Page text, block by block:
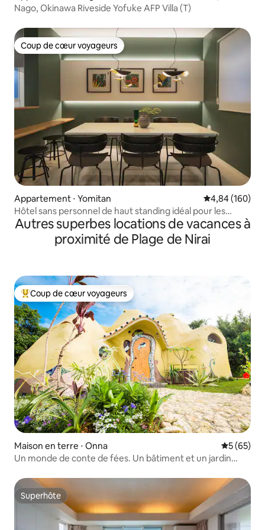
Nago, Okinawa Riveside Yofuke AFP Villa (T)
Coup de cœur voyageurs
Coup de cœur voyageurs
Appartement ⋅ Yomitan Évaluation
4,84 (160)
Hôtel sans personnel de haut standing idéal pour les
voyages en famille ou entre amis, les voyages d'affaires et
les séjours de longue durée
Autres superbes locations de vacances à
proximité de Plage de Nirai
Coups de cœur voyageurs les plus appréciés
Coup de cœur voyageurs
Maison en terre ⋅ Onna
5 (65)
Un monde de conte de fées. Un bâtiment et un jardin
spéciale. La maison de Chion.
Superhôte
Superhôte